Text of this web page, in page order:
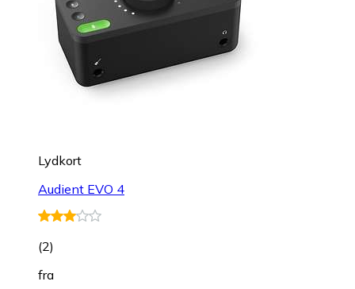
Lydkort
Audient EVO 4
(2)
fra